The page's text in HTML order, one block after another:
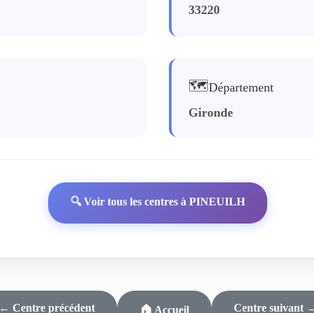
33220
🗺️Département
Gironde
🔍 Voir tous les centres à PINEUILH
← Centre précédent 🏠 Accueil Centre suivant